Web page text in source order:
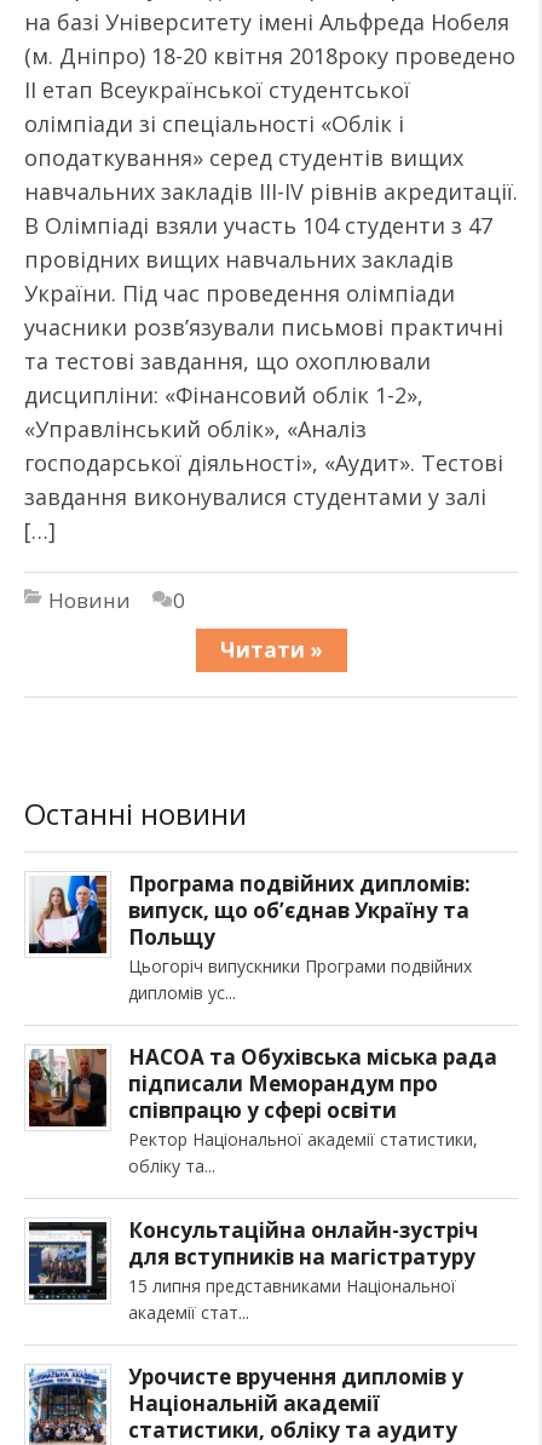
на базі Університету імені Альфреда Нобеля
(м. Дніпро) 18-20 квітня 2018року проведено
ІІ етап Всеукраїнської студентської
олімпіади зі спеціальності «Облік і
оподаткування» серед студентів вищих
навчальних закладів ІІІ-ІV рівнів акредитації.
В Олімпіаді взяли участь 104 студенти з 47
провідних вищих навчальних закладів
України. Під час проведення олімпіади
учасники розв’язували письмові практичні
та тестові завдання, що охоплювали
дисципліни: «Фінансовий облік 1-2»,
«Управлінський облік», «Аналіз
господарської діяльності», «Аудит». Тестові
завдання виконувалися студентами у залі
[…]
Новини
0
Читати »
Останні новини
Програма подвійних дипломів:
випуск, що об’єднав Україну та
Польщу
Цьогоріч випускники Програми подвійних
дипломів ус
НАСОА та Обухівська міська рада
підписали Меморандум про
співпрацю у сфері освіти
Ректор Національної академії статистики,
обліку та
Консультаційна онлайн-зустріч
для вступників на магістратуру
15 липня представниками Національної
академії стат
Урочисте вручення дипломів у
Національній академії
статистики, обліку та аудиту